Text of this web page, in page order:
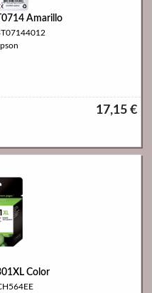
Amarillo
17,15 €
Color